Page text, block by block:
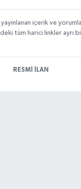
içerik ve
tüm harici linkler ayrı
RESMİ İLAN